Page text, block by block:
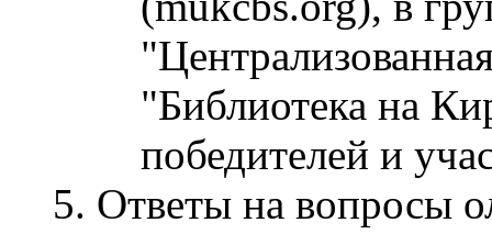
"Библиотека на
победителей и
Ответы на вопросы